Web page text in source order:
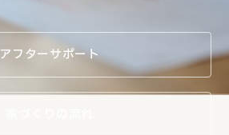
アフターサポート